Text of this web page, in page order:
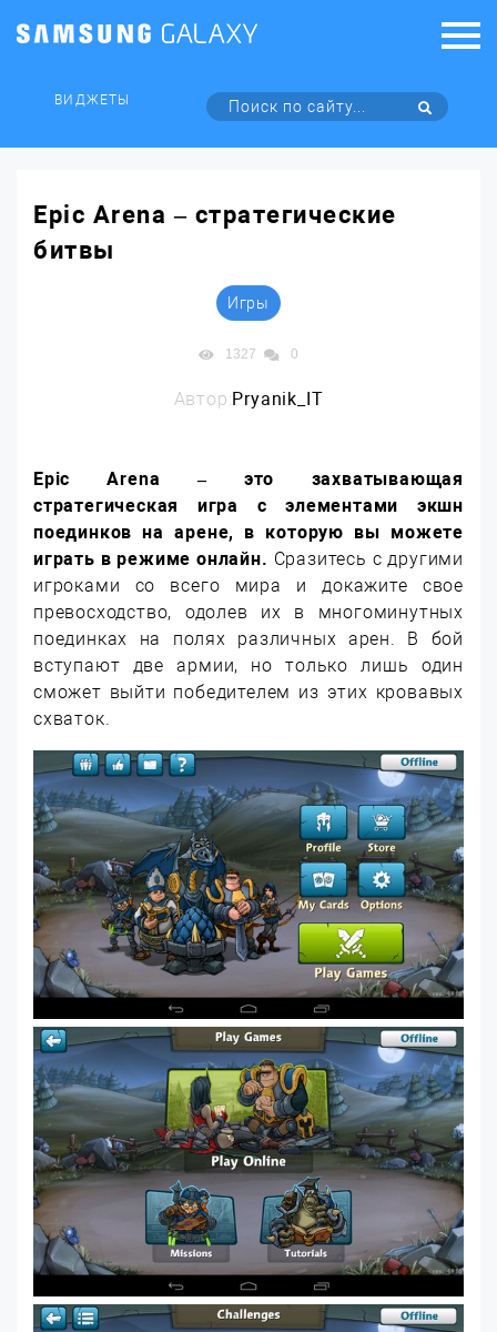
ВИДЖЕТЫ
Epic Arena – стратегические
битвы
Игры
1327 0
Автор:Pryanik_IT
Epic Arena – это захватывающая
стратегическая игра с элементами экшн
поединков на арене, в которую вы можете
играть в режиме онлайн. Сразитесь с другими
игроками со всего мира и докажите свое
превосходство, одолев их в многоминутных
поединках на полях различных арен. В бой
вступают две армии, но только лишь один
сможет выйти победителем из этих кровавых
схваток.